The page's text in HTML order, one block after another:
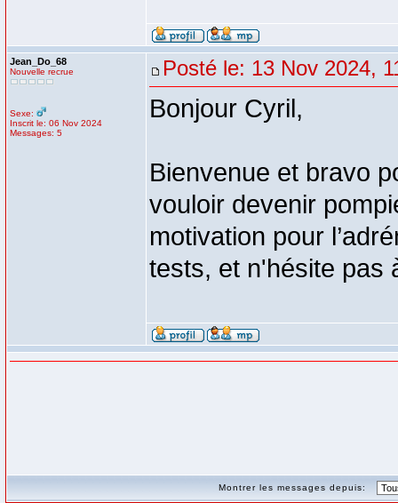
Jean_Do_68
Nouvelle recrue
Sexe:
Inscrit le: 06 Nov 2024
Messages: 5
Posté le: 13 Nov 2024,
Bonjour Cyril,
Bienvenue et bravo
vouloir devenir
motivation pour
tests, et n'hésite pas
Montrer les messages depuis: